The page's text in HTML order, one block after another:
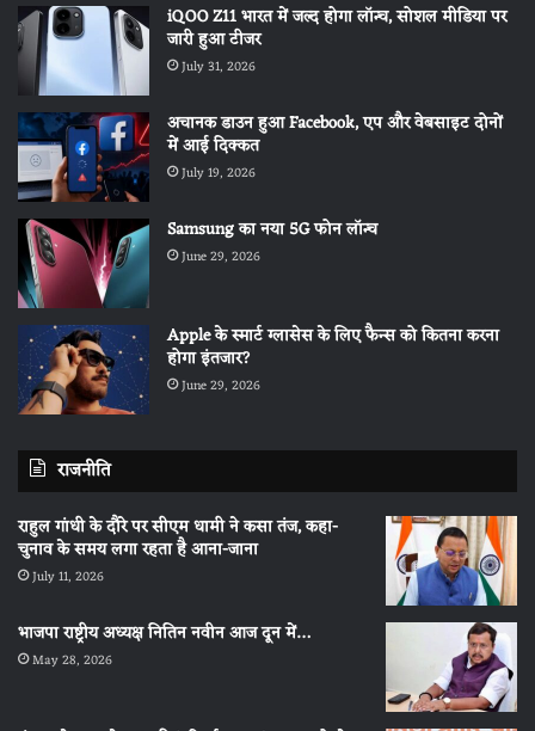
iQOO Z11 भारत में जल्द होगा लॉन्च, सोशल मीडिया पर
जारी हुआ टीजर
July 31, 2026
अचानक डाउन हुआ Facebook, एप और वेबसाइट दोनों
में आई दिक्कत
July 19, 2026
Samsung का नया 5G फोन लॉन्च
June 29, 2026
Apple के स्मार्ट ग्लासेस के लिए फैन्स को कितना करना
होगा इंतजार?
June 29, 2026
राजनीति
राहुल गांधी के दौरे पर सीएम धामी ने कसा तंज, कहा-
चुनाव के समय लगा रहता है आना-जाना
July 11, 2026
भाजपा राष्ट्रीय अध्यक्ष नितिन नवीन आज दून में…
May 28, 2026